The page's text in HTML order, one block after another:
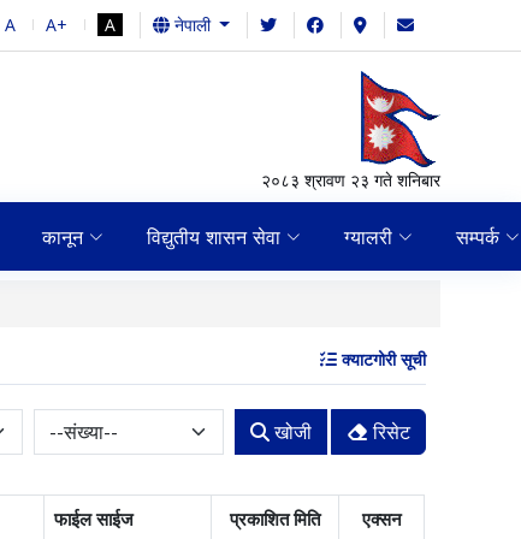
A A+ A नेपाली
२०८३ श्रावण २३ गते शनिबार
कानून विद्युतीय शासन सेवा ग्यालरी सम्पर्क
क्याटगोरी सूची
खोजी रिसेट
फाईल साईज प्रकाशित मिति एक्सन